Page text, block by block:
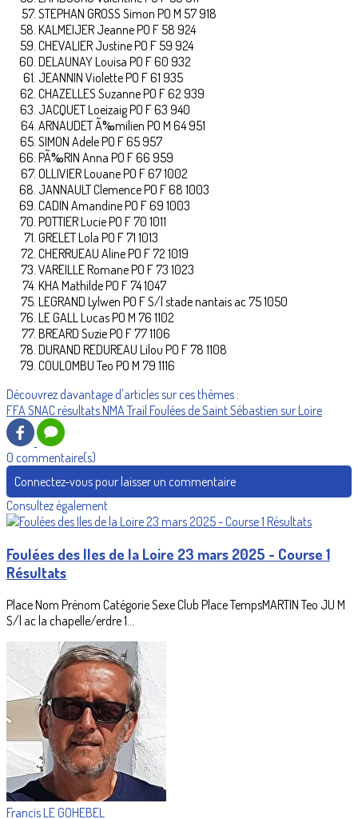
STEPHAN GROSS Simon PO M 57 918
KALMEIJER Jeanne PO F 58 924
CHEVALIER Justine PO F 59 924
DELAUNAY Louisa PO F 60 932
JEANNIN Violette PO F 61 935
CHAZELLES Suzanne PO F 62 939
JACQUET Loeizaig PO F 63 940
ARNAUDET Ã‰milien PO M 64 951
SIMON Adele PO F 65 957
PÃ‰RIN Anna PO F 66 959
OLLIVIER Louane PO F 67 1002
JANNAULT Clemence PO F 68 1003
CADIN Amandine PO F 69 1003
POTTIER Lucie PO F 70 1011
GRELET Lola PO F 71 1013
CHERRUEAU Aline PO F 72 1019
VAREILLE Romane PO F 73 1023
KHA Mathilde PO F 74 1047
LEGRAND Lylwen PO F S/l stade nantais ac 75 1050
LE GALL Lucas PO M 76 1102
BREARD Suzie PO F 77 1106
DURAND REDUREAU Lilou PO F 78 1108
COULOMBU Teo PO M 79 1116
Découvrez davantage d'articles sur ces thèmes :
FFASNACrésultatsNMATrail Foulées de Saint Sébastien sur Loire
0 commentaire(s)
Connectez-vous pour laisser un commentaire
Consultez également
Foulées des Iles de la Loire 23 mars 2025 - Course 1
Résultats
Place Nom Prénom Catégorie Sexe Club Place TempsMARTIN Teo JU M
S/l ac la chapelle/erdre 1...
Francis LE GOHEBEL